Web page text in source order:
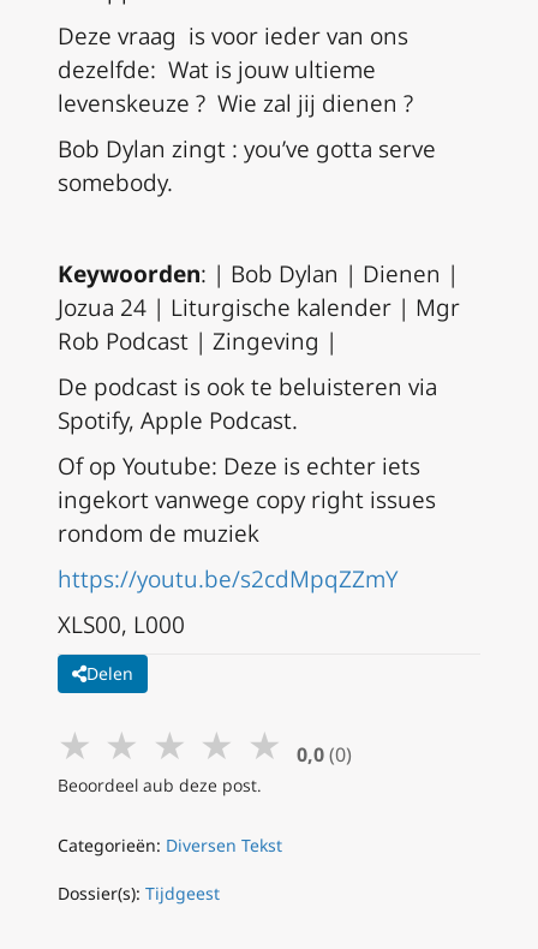
Deze vraag is voor ieder van ons
dezelfde: Wat is jouw ultieme
levenskeuze ? Wie zal jij dienen ?
Bob Dylan zingt : you’ve gotta serve
somebody.
Keywoorden: | Bob Dylan | Dienen |
Jozua 24 | Liturgische kalender | Mgr
Rob Podcast | Zingeving |
De podcast is ook te beluisteren via
Spotify, Apple Podcast.
Of op Youtube: Deze is echter iets
ingekort vanwege copy right issues
rondom de muziek
https://youtu.be/s2cdMpqZZmY
XLS00, L000
Delen
★ ★ ★ ★ ★ 0,0 (0)
Beoordeel aub deze post.
Categorieën: Diversen Tekst
Dossier(s): Tijdgeest